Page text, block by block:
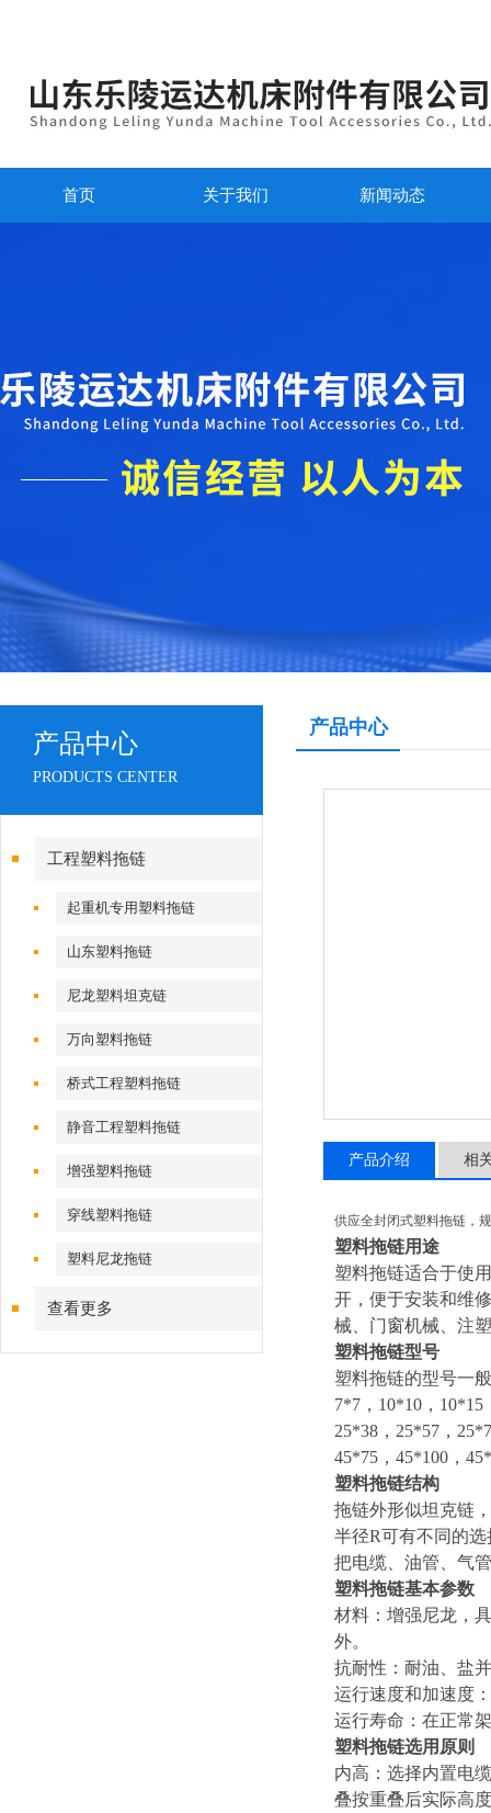
首页 关于我们 新闻动态
产品中心
PRODUCTS CENTER
工程塑料拖链
起重机专用塑料拖链
山东塑料拖链
尼龙塑料坦克链
万向塑料拖链
桥式工程塑料拖链
静音工程塑料拖链
增强塑料拖链
穿线塑料拖链
塑料尼龙拖链
查看更多
产品中心
产品介绍 相
供应全封闭式塑料拖链，
塑料拖链用途
塑料拖链适合于使
开，便于安装和维
械、门窗机械、注
塑料拖链型号
塑料拖链的型号一
7*7，10*10，10*15
25*38，25*57，
45*75，45*100，
塑料拖链结构
拖链外形似坦克链
半径R可有不同的
把电缆、油管、气
塑料拖链基本参数
材料：增强尼龙，
外。
抗耐性：耐油、盐
运行速度和加速度
运行寿命：在正常
塑料拖链选用原则
内高：选择内置电
叠按重叠后实际高